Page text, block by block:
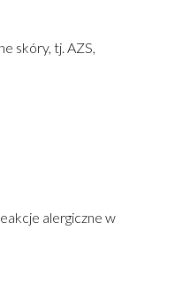
skóry, tj. AZS,
alergiczne w